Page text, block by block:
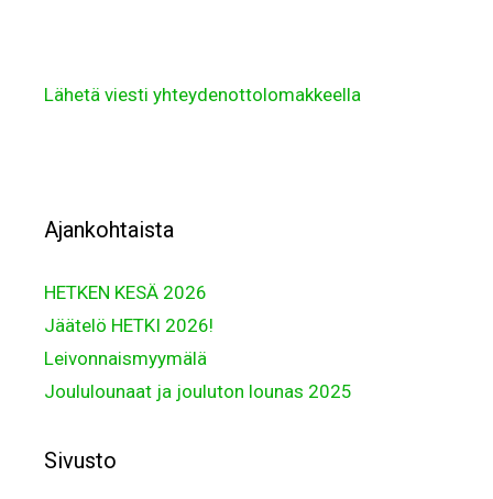
Lähetä viesti yhteydenottolomakkeella
Ajankohtaista
HETKEN KESÄ 2026
Jäätelö HETKI 2026!
Leivonnaismyymälä
Joululounaat ja jouluton lounas 2025
Sivusto